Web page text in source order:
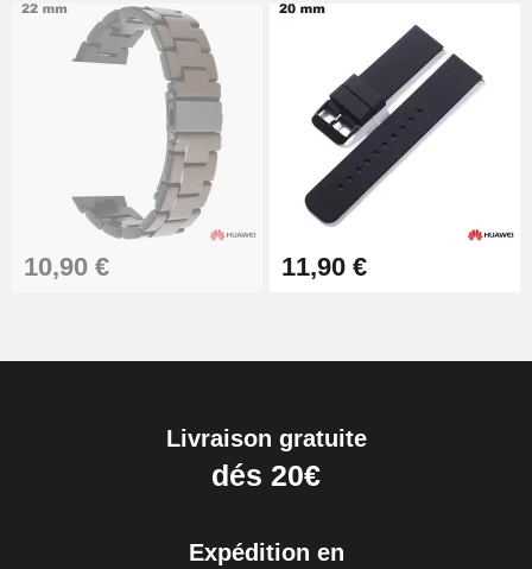
10,90 € 11,90 €
Livraison gratuite
dés 20€
Expédition en